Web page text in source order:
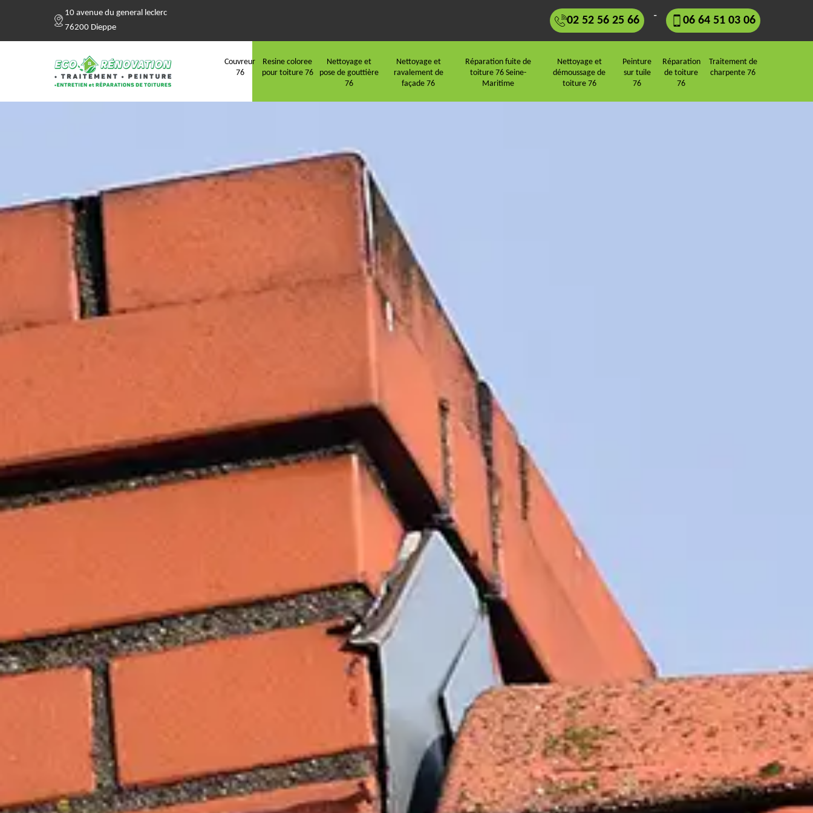
10 avenue du general leclerc
76200 Dieppe
02 52 56 25 66 - 06 64 51 03 06
Couvreur
76
Resine coloree
pour toiture 76
Nettoyage et
pose de gouttière
76
Nettoyage et
ravalement de
façade 76
Réparation fuite de
toiture 76 Seine-
Maritime
Nettoyage et
démoussage de
toiture 76
Peinture
sur tuile
76
Réparation
de toiture
76
Traitement de
charpente 76